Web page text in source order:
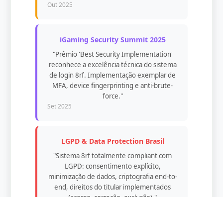
Out 2025
iGaming Security Summit 2025
"Prêmio 'Best Security Implementation'
reconhece a excelência técnica do sistema
de login 8rf. Implementação exemplar de
MFA, device fingerprinting e anti-brute-
force."
Set 2025
LGPD & Data Protection Brasil
"Sistema 8rf totalmente compliant com
LGPD: consentimento explícito,
minimização de dados, criptografia end-to-
end, direitos do titular implementados